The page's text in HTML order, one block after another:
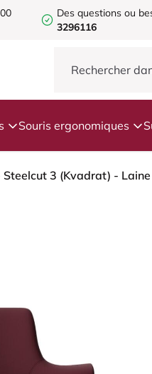
Des questions ou
3296116
Souris ergonomiques